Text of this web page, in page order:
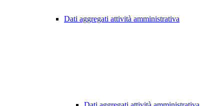
Dati aggregati attività amministrativa